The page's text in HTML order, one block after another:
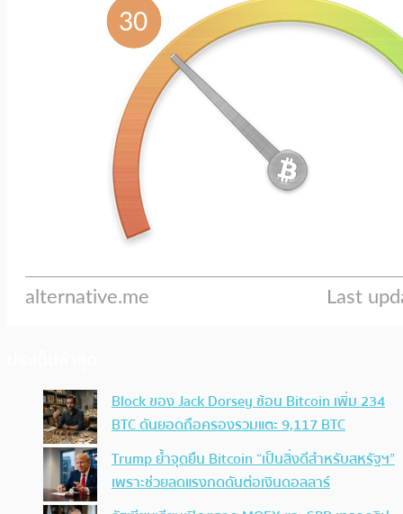
Block ของ Jack Dorsey ช้อน Bitcoin เพิ่ม 234
BTC ดันยอดถือครองรวมแตะ 9,117 BTC
Trump ย้ำจุดยืน Bitcoin “เป็นสิ่งดีสำหรับสหรัฐฯ”
เพราะช่วยลดแรงกดดันต่อเงินดอลลาร์